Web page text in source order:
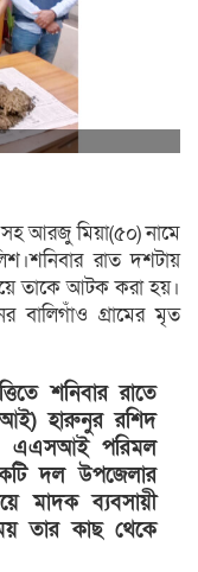
আরজু মিয়া(৫০) নামে
রাত দশটায়
তাকে আটক করা হয়।
গ্রামের মৃত
শনিবার রাতে
হারুনুর রশিদ
এএসআই পরিমল
দল উপজেলার
মাদক ব্যবসায়ী
তার কাছ থেকে